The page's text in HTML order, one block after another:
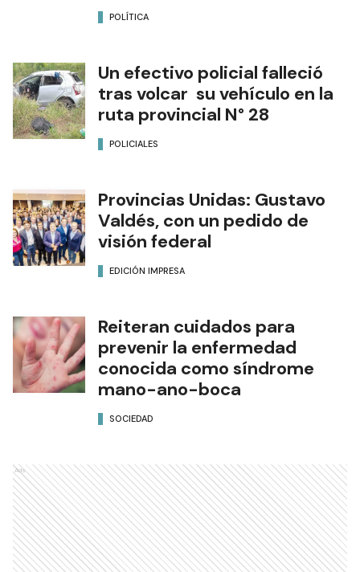
POLÍTICA
Un efectivo policial falleció
tras volcar su vehículo en la
ruta provincial N° 28
POLICIALES
Provincias Unidas: Gustavo
Valdés, con un pedido de
visión federal
EDICIÓN IMPRESA
Reiteran cuidados para
prevenir la enfermedad
conocida como síndrome
mano-ano-boca
SOCIEDAD
Ads